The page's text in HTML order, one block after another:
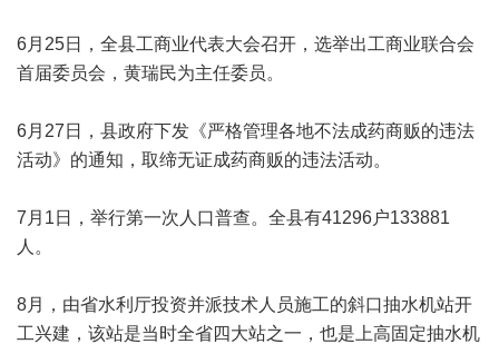
6月25日，全县工商业代表大会召开，选举出工商业联合会
首届委员会，黄瑞民为主任委员。
6月27日，县政府下发《严格管理各地不法成药商贩的违法
活动》的通知，取缔无证成药商贩的违法活动。
7月1日，举行第一次人口普查。全县有41296户133881
人。
8月，由省水利厅投资并派技术人员施工的斜口抽水机站开
工兴建，该站是当时全省四大站之一，也是上高固定抽水机